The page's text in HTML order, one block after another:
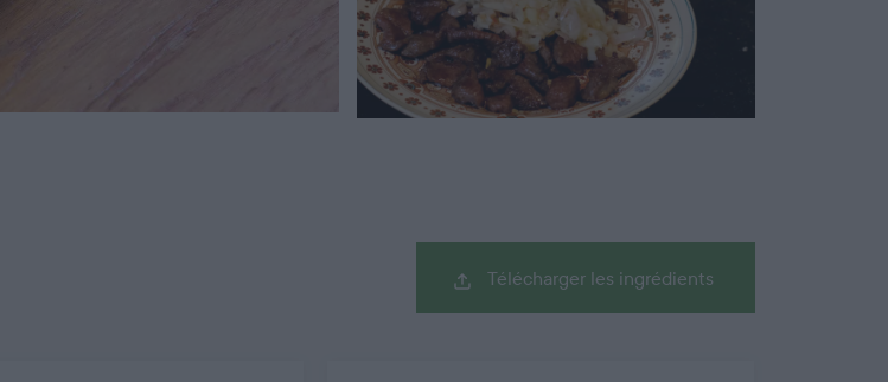
Télécharger les ingrédients